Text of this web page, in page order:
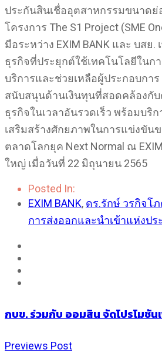
ประกันสินเชื่ออุตสาหกรรมขนาดย่
โครงการ The S1 Project (SME
มือระหว่าง EXIM BANK และ บสย
ธุรกิจที่ประยุกต์ใช้เทคโนโลยีในก
บริการและช่วยเหลือผู้ประกอบการ
สนับสนุนด้านเงินทุนที่สอดคล้องกับ
ธุรกิจในเวลาอันรวดเร็ว พร้อมบริ
เสริมสร้างศักยภาพในการแข่งขันข
ตลาดโลกยุค Next Normal ณ
ใหญ่ เมื่อวันที่ 22 มิถุนายน 2565
Posted In:
EXIM BANK, ดร.รักษ์ วรกิจโ
การส่งออกและนำเข้าแห่งปร
กบข. ร่วมกับ ออมสิน จัดโปรโมชัน
Previews Post